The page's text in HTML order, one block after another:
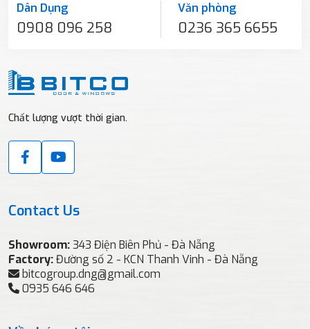
Dân Dụng
0908 096 258
Văn phòng
0236 365 6655
Chất lượng vượt thời gian.
Contact Us
Showroom:343 Điện Biên Phủ - Đà Nẵng
Factory:Đường số 2 - KCN Thanh Vinh - Đà Nẵng
bitcogroup.dng@gmail.com
0935 646 646